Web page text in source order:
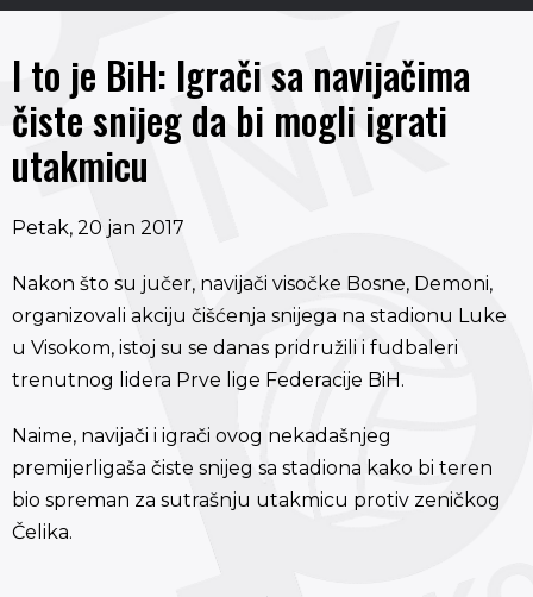
I to je BiH: Igrači sa navijačima
čiste snijeg da bi mogli igrati
utakmicu
Petak, 20 jan 2017
Nakon što su jučer, navijači visočke Bosne, Demoni,
organizovali akciju čišćenja snijega na stadionu Luke
u Visokom, istoj su se danas pridružili i fudbaleri
trenutnog lidera Prve lige Federacije BiH.
Naime, navijači i igrači ovog nekadašnjeg
premijerligaša čiste snijeg sa stadiona kako bi teren
bio spreman za sutrašnju utakmicu protiv zeničkog
Čelika.